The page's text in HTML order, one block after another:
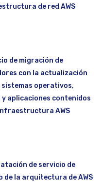
de red AWS
de migración de
con la actualización
sistemas operativos,
y aplicaciones contenidos
AWS
de servicio de
de la arquitectura de AWS